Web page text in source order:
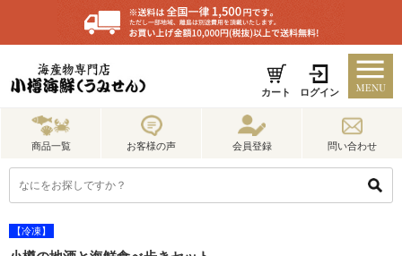
カート ログイン
商品一覧 お客様の声 会員登録 問い合わせ
【冷凍】